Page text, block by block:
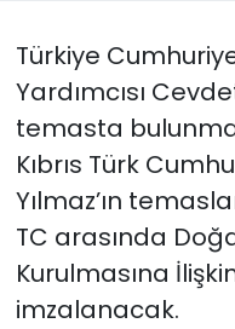
Türkiye
Yardımcısı
temasta
Kıbrıs Türk
Yılmaz’ın
TC arasında
Kurulmasına
imzalanacak.
SAĞLIK
Spor
Teknoloji
TÜRKiYE
Video Galeri